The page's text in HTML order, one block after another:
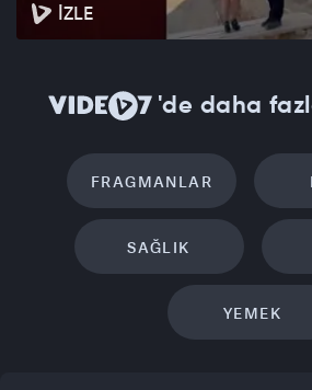
İZLE
'de daha
FRAGMANLAR
SAĞLIK
YEMEK